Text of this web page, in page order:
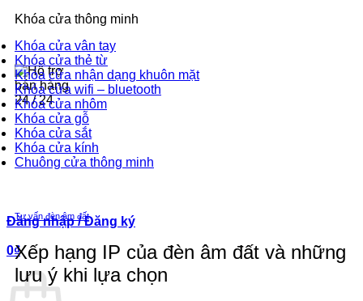
2-3 năm
Hotline-Zalo
0393.392.666
Đăng nhập / Đăng ký
0₫
Khóa cửa thông minh
Khóa cửa vân tay
Khóa cửa thẻ từ
Khóa cửa nhận dạng khuôn mặt
Khóa cửa wifi – bluetooth
Khóa cửa nhôm
Khóa cửa gỗ
Khóa cửa sắt
Khóa cửa kính
Chuông cửa thông minh
Tư vấn đèn âm đất
Xếp hạng IP của đèn âm đất và những
lưu ý khi lựa chọn